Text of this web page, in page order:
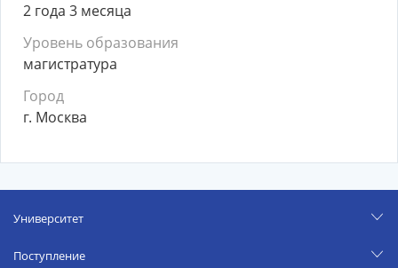
2 года 3 месяца
Уровень образования
магистратура
Город
г. Москва
Университет
Поступление